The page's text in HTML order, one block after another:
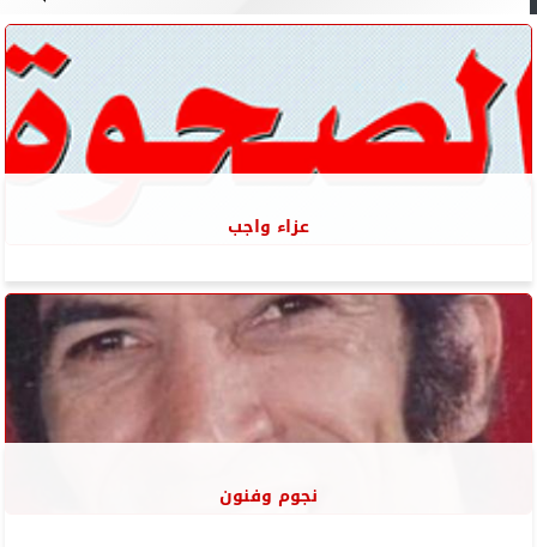
عزاء واجب
نجوم وفنون